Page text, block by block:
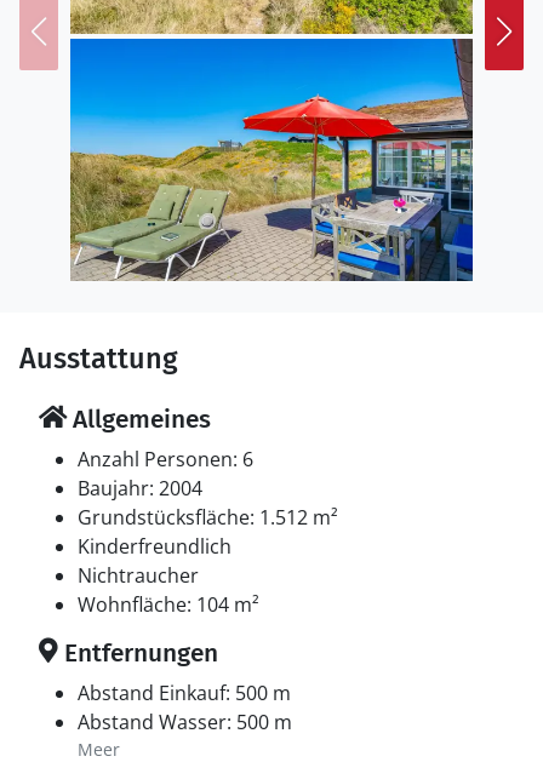
Ausstattung
Allgemeines
Anzahl Personen: 6
Baujahr: 2004
Grundstücksfläche: 1.512 m²
Kinderfreundlich
Nichtraucher
Wohnfläche: 104 m²
Entfernungen
Abstand Einkauf: 500 m
Abstand Wasser: 500 m
Meer